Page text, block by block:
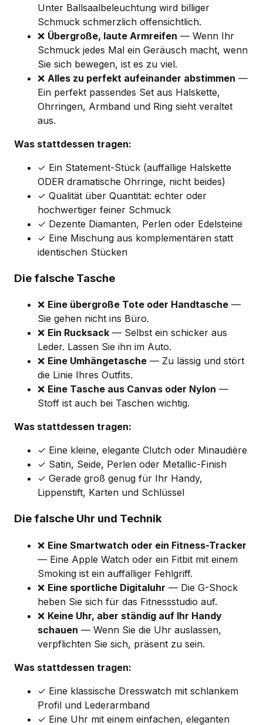
Unter Ballsaalbeleuchtung wird billiger
Schmuck schmerzlich offensichtlich.
❌ Übergroße, laute Armreifen — Wenn Ihr
Schmuck jedes Mal ein Geräusch macht, wenn
Sie sich bewegen, ist es zu viel.
❌ Alles zu perfekt aufeinander abstimmen —
Ein perfekt passendes Set aus Halskette,
Ohrringen, Armband und Ring sieht veraltet
aus.
Was stattdessen tragen:
✓ Ein Statement-Stück (auffällige Halskette
ODER dramatische Ohrringe, nicht beides)
✓ Qualität über Quantität: echter oder
hochwertiger feiner Schmuck
✓ Dezente Diamanten, Perlen oder Edelsteine
✓ Eine Mischung aus komplementären statt
identischen Stücken
Die falsche Tasche
❌ Eine übergroße Tote oder Handtasche —
Sie gehen nicht ins Büro.
❌ Ein Rucksack — Selbst ein schicker aus
Leder. Lassen Sie ihn im Auto.
❌ Eine Umhängetasche — Zu lässig und stört
die Linie Ihres Outfits.
❌ Eine Tasche aus Canvas oder Nylon —
Stoff ist auch bei Taschen wichtig.
Was stattdessen tragen:
✓ Eine kleine, elegante Clutch oder Minaudière
✓ Satin, Seide, Perlen oder Metallic-Finish
✓ Gerade groß genug für Ihr Handy,
Lippenstift, Karten und Schlüssel
Die falsche Uhr und Technik
❌ Eine Smartwatch oder ein Fitness-Tracker
— Eine Apple Watch oder ein Fitbit mit einem
Smoking ist ein auffälliger Fehlgriff.
❌ Eine sportliche Digitaluhr — Die G-Shock
heben Sie sich für das Fitnessstudio auf.
❌ Keine Uhr, aber ständig auf Ihr Handy
schauen — Wenn Sie die Uhr auslassen,
verpflichten Sie sich, präsent zu sein.
Was stattdessen tragen:
✓ Eine klassische Dresswatch mit schlankem
Profil und Lederarmband
✓ Eine Uhr mit einem einfachen, eleganten